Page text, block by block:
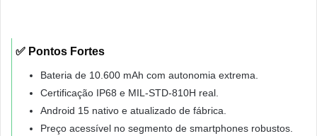
✅ Pontos Fortes
Bateria de 10.600 mAh com autonomia extrema.
Certificação IP68 e MIL-STD-810H real.
Android 15 nativo e atualizado de fábrica.
Preço acessível no segmento de smartphones robustos.